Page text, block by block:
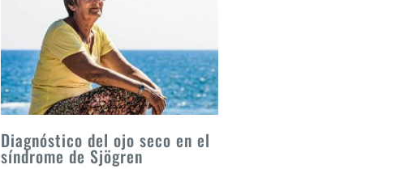
Diagnóstico del ojo seco en el
síndrome de Sjögren